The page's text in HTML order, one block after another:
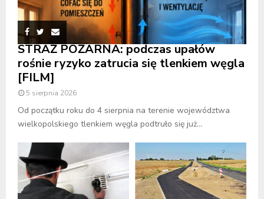
STRAŻ POŻARNA: podczas upałów
rośnie ryzyko zatrucia się tlenkiem węgla
[FILM]
5 sierpnia 2026
Od początku roku do 4 sierpnia na terenie województwa
wielkopolskiego tlenkiem węgla podtruło się już...